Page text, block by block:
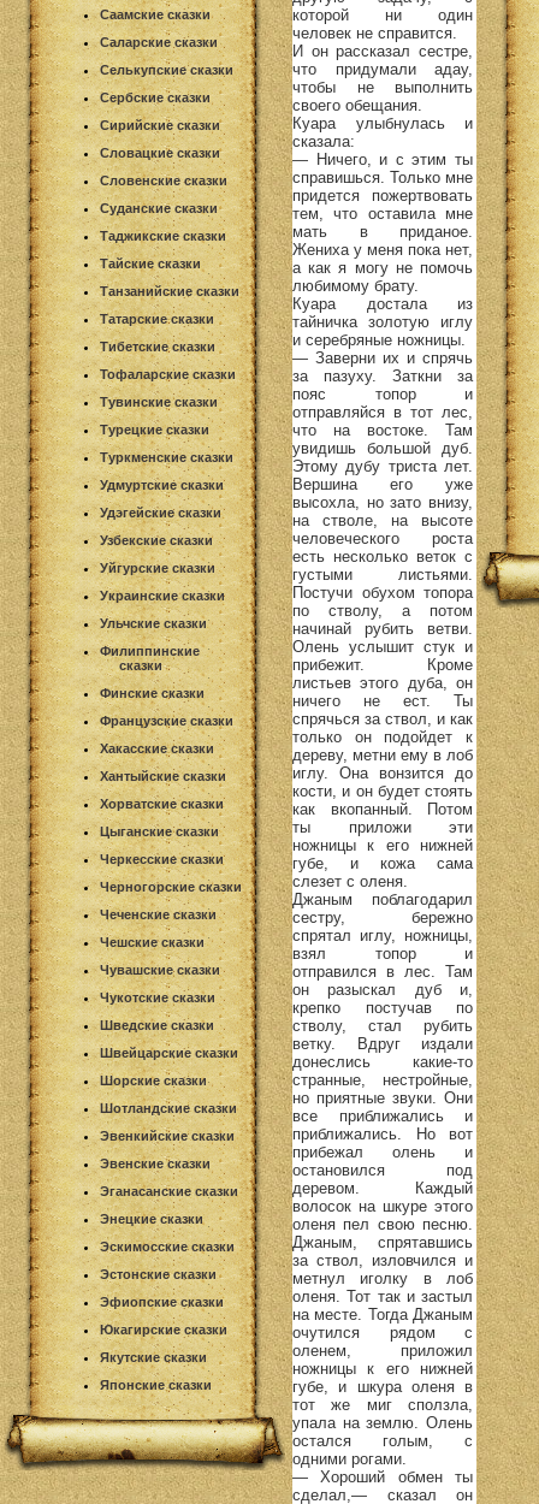
Саамские сказки
Саларские сказки
Селькупские сказки
Сербские сказки
Сирийские сказки
Словацкие сказки
Словенские сказки
Суданские сказки
Таджикские сказки
Тайские сказки
Танзанийские сказки
Татарские сказки
Тибетские сказки
Тофаларские сказки
Тувинские сказки
Турецкие сказки
Туркменские сказки
Удмуртские сказки
Удэгейские сказки
Узбекские сказки
Уйгурские сказки
Украинские сказки
Ульчские сказки
Филиппинские
сказки
Финские сказки
Французские сказки
Хакасские сказки
Хантыйские сказки
Хорватские сказки
Цыганские сказки
Черкесские сказки
Черногорские сказки
Чеченские сказки
Чешские сказки
Чувашские сказки
Чукотские сказки
Шведские сказки
Швейцарские сказки
Шорские сказки
Шотландские сказки
Эвенкийские сказки
Эвенские сказки
Эганасанские сказки
Энецкие сказки
Эскимосские сказки
Эстонские сказки
Эфиопские сказки
Юкагирские сказки
Якутские сказки
Японские сказки
которой ни один
человек не справится.
И он рассказал сестре,
что придумали адау,
чтобы не выполнить
своего обещания.
Куара улыбнулась и
сказала:
— Ничего, и с этим ты
справишься. Только мне
придется пожертвовать
тем, что оставила мне
мать в приданое.
Жениха у меня пока нет,
а как я могу не помочь
любимому брату.
Куара достала из
тайничка золотую иглу
и серебряные ножницы.
— Заверни их и спрячь
за пазуху. Заткни за
пояс топор и
отправляйся в тот лес,
что на востоке. Там
увидишь большой дуб.
Этому дубу триста лет.
Вершина его уже
высохла, но зато внизу,
на стволе, на высоте
человеческого роста
есть несколько веток с
густыми листьями.
Постучи обухом топора
по стволу, а потом
начинай рубить ветви.
Олень услышит стук и
прибежит. Кроме
листьев этого дуба, он
ничего не ест. Ты
спрячься за ствол, и как
только он подойдет к
дереву, метни ему в лоб
иглу. Она вонзится до
кости, и он будет стоять
как вкопанный. Потом
ты приложи эти
ножницы к его нижней
губе, и кожа сама
слезет с оленя.
Джаным поблагодарил
сестру, бережно
спрятал иглу, ножницы,
взял топор и
отправился в лес. Там
он разыскал дуб и,
крепко постучав по
стволу, стал рубить
ветку. Вдруг издали
донеслись какие-то
странные, нестройные,
но приятные звуки. Они
все приближались и
приближались. Но вот
прибежал олень и
остановился под
деревом. Каждый
волосок на шкуре этого
оленя пел свою песню.
Джаным, спрятавшись
за ствол, изловчился и
метнул иголку в лоб
оленя. Тот так и застыл
на месте. Тогда Джаным
очутился рядом с
оленем, приложил
ножницы к его нижней
губе, и шкура оленя в
тот же миг сползла,
упала на землю. Олень
остался голым, с
одними рогами.
— Хороший обмен ты
сделал,— сказал он